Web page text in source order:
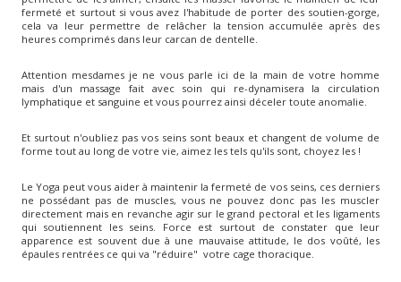
fermeté et surtout si vous avez l'habitude de porter des soutien-gorge,
cela va leur permettre de relâcher la tension accumulée après des
heures comprimés dans leur carcan de dentelle.
Attention mesdames je ne vous parle ici de la main de votre homme
mais d'un massage fait avec soin qui re-dynamisera la circulation
lymphatique et sanguine et vous pourrez ainsi déceler toute anomalie.
Et surtout n'oubliez pas vos seins sont beaux et changent de volume de
forme tout au long de votre vie, aimez les tels qu'ils sont, choyez les !
Le Yoga peut vous aider à maintenir la fermeté de vos seins, ces derniers
ne possédant pas de muscles, vous ne pouvez donc pas les muscler
directement mais en revanche agir sur le grand pectoral et les ligaments
qui soutiennent les seins. Force est surtout de constater que leur
apparence est souvent due à une mauvaise attitude, le dos voûté, les
épaules rentrées ce qui va "réduire" votre cage thoracique.